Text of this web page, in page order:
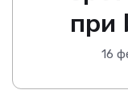
16